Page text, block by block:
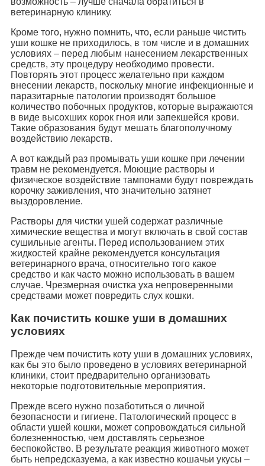
ветеринарную клинику.
Кроме того, нужно помнить, что, если раньше чистить
уши кошке не приходилось, в том числе и в домашних
условиях – перед любым нанесением лекарственных
средств, эту процедуру необходимо провести.
Повторять этот процесс желательно при каждом
внесении лекарств, поскольку многие инфекционные и
паразитарные патологии производят большое
количество побочных продуктов, которые выражаются
в виде высохших корок гноя или запекшейся крови.
Такие образования будут мешать благополучному
воздействию лекарств.
А вот каждый раз промывать уши кошке при лечении
травм не рекомендуется. Моющие растворы и
физическое воздействие тампонами будут повреждать
корочку заживления, что значительно затянет
выздоровление.
Растворы для чистки ушей содержат различные
химические вещества и могут включать в свой состав
сушильные агенты. Перед использованием этих
жидкостей крайне рекомендуется консультация
ветеринарного врача, относительно того какое
средство и как часто можно использовать в вашем
случае. Чрезмерная очистка уха непроверенными
средствами может повредить слух кошки.
Как почистить кошке уши в домашних
условиях
Прежде чем почистить коту уши в домашних условиях,
как бы это было проведено в условиях ветеринарной
клиники, стоит предварительно организовать
некоторые подготовительные мероприятия.
Прежде всего нужно позаботиться о личной
безопасности и гигиене. Патологический процесс в
области ушей кошки, может сопровождаться сильной
болезненностью, чем доставлять серьезное
беспокойство. В результате реакция животного может
быть непредсказуема, а как известно кошачьи укусы –